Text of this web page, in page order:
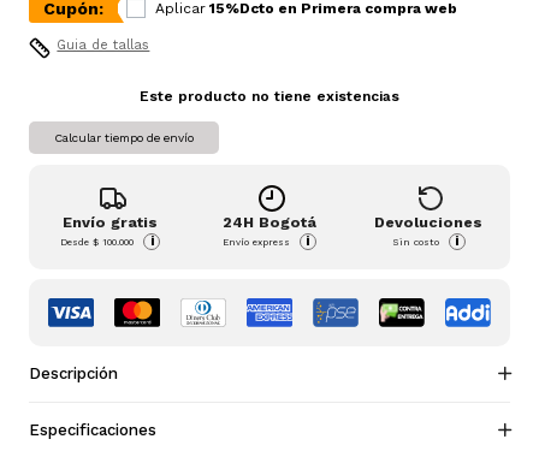
Cupón: Aplicar 15%Dcto en Primera compra web
Guia de tallas
Este producto no tiene existencias
Calcular tiempo de envío
Envío gratis
Desde$ 100.000 i
24H Bogotá
Envío express i
Devoluciones
Sin costo i
Descripción
Especificaciones